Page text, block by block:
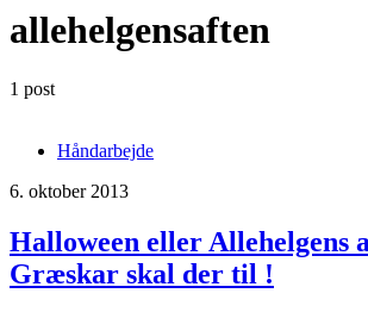
allehelgensaften
1 post
Håndarbejde
6. oktober 2013
Halloween eller Allehelgens
Græskar skal der til !